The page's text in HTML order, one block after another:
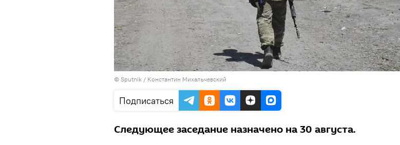
© Sputnik / Константин Михальчевский
Подписаться
Следующее заседание назначено на 30 августа.